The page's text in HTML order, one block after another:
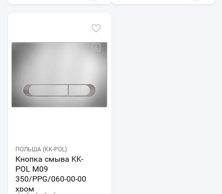
ПОЛЬША (KK-POL)
Кнопка смыва KK-
POL M09
350/PPG/060-00-00
хром